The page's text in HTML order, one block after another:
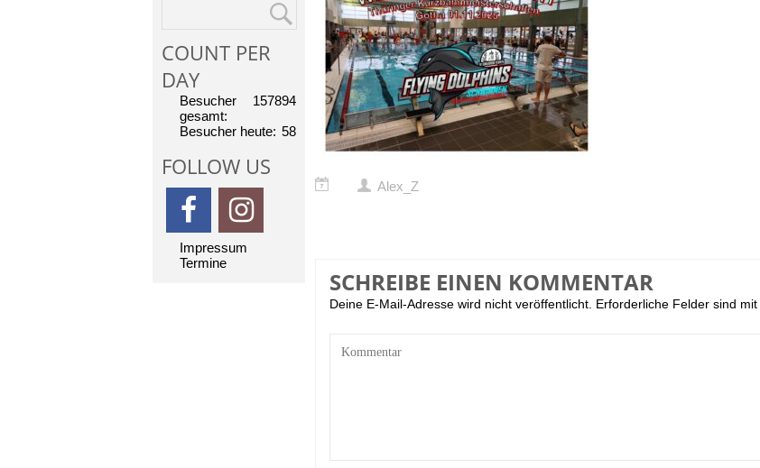
COUNT PER
DAY
157894
Besucher
gesamt:
58
Besucher heute:
FOLLOW US
Impressum
Termine
Alex_Z
SCHREIBE EINEN KOMMENTAR
Deine E-Mail-Adresse wird nicht veröffentlicht. Erforderliche Felder sind mit